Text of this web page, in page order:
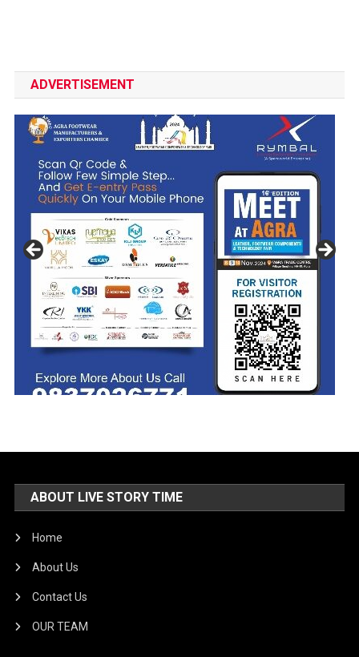
ADVERTISEMENT
ABOUT LIVE STORY TIME
Home
About Us
Contact Us
OUR TEAM